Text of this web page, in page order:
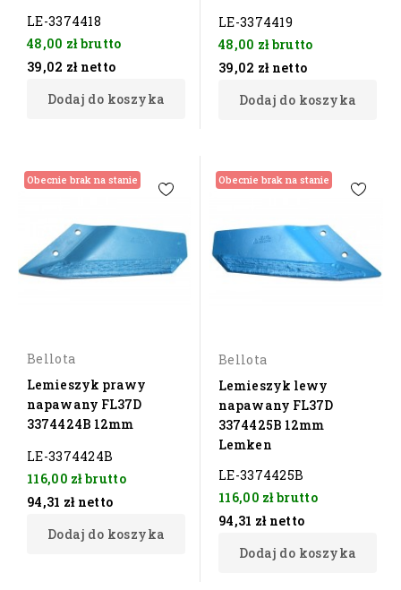
LE-3374418
48,00 złbrutto
39,02 zł netto
Dodaj do koszyka
LE-3374419
48,00 złbrutto
39,02 zł netto
Dodaj do koszyka
Obecnie brak na stanie
Bellota
Lemieszyk prawy
napawany FL37D
3374424B 12mm
LE-3374424B
116,00 złbrutto
94,31 zł netto
Dodaj do koszyka
Obecnie brak na stanie
Bellota
Lemieszyk lewy
napawany FL37D
3374425B 12mm
Lemken
LE-3374425B
116,00 złbrutto
94,31 zł netto
Dodaj do koszyka